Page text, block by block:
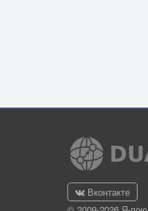
Вконтакте